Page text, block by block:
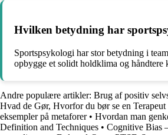
Hvilken betydning har
Sportspsykologi har stor betydning i
opbygge et solidt holdklima og
Andre populære artikler: Brug af positiv
Hvad de Gør, Hvorfor du bør se en Terapeut
eksempler på metaforer• Hvordan man
Definition and Techniques • Cognitive Bias